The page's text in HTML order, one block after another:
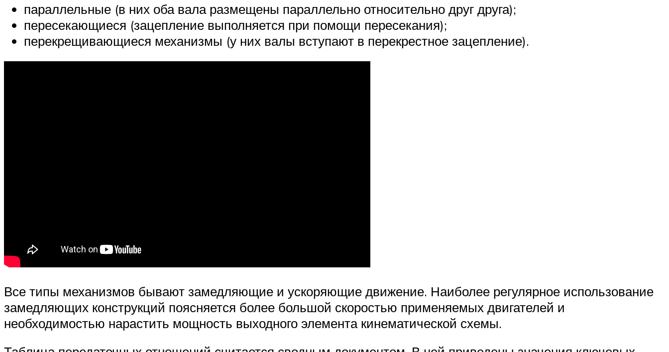
параллельные (в них оба вала размещены параллельно относительно друг друга);
пересекающиеся (зацепление выполняется при помощи пересекания);
перекрещивающиеся механизмы (у них валы вступают в перекрестное зацепление).
Все типы механизмов бывают замедляющие и ускоряющие движение. Наиболее регулярное использование
замедляющих конструкций поясняется более большой скоростью применяемых двигателей и
необходимостью нарастить мощность выходного элемента кинематической схемы.